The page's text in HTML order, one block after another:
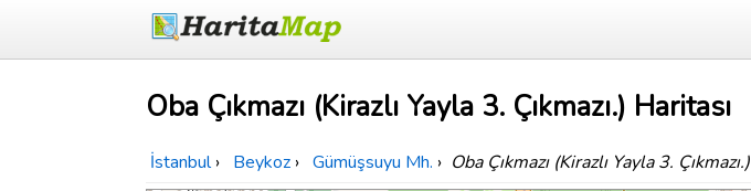
Oba Çıkmazı (Kirazlı Yayla 3. Çıkmazı.) Haritası
İstanbul › Beykoz › Gümüşsuyu Mh. › Oba Çıkmazı (Kirazlı Yayla 3. Çıkmazı.)